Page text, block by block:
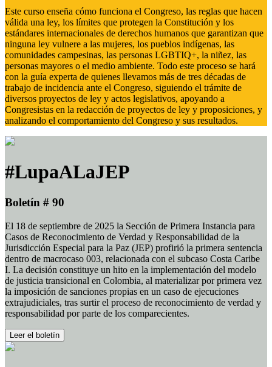
Este curso enseña cómo funciona el Congreso, las reglas que hacen
válida una ley, los límites que protegen la Constitución y los
estándares internacionales de derechos humanos que garantizan que
ninguna ley vulnere a las mujeres, los pueblos indígenas, las
comunidades campesinas, las personas LGBTIQ+, la niñez, las
personas mayores o el medio ambiente. Todo este proceso se hará
con la guía experta de quienes llevamos más de tres décadas de
trabajo de incidencia ante el Congreso, siguiendo el trámite de
diversos proyectos de ley y actos legislativos, apoyando a
Congresistas en la redacción de proyectos de ley y proposiciones, y
analizando el comportamiento del Congreso y sus resultados.
#LupaALaJEP
Boletín # 90
El 18 de septiembre de 2025 la Sección de Primera Instancia para
Casos de Reconocimiento de Verdad y Responsabilidad de la
Jurisdicción Especial para la Paz (JEP) profirió la primera sentencia
dentro de macrocaso 003, relacionada con el subcaso Costa Caribe
I. La decisión constituye un hito en la implementación del modelo
de justicia transicional en Colombia, al materializar por primera vez
la imposición de sanciones propias en un caso de ejecuciones
extrajudiciales, tras surtir el proceso de reconocimiento de verdad y
responsabilidad por parte de los comparecientes.
Leer el boletín